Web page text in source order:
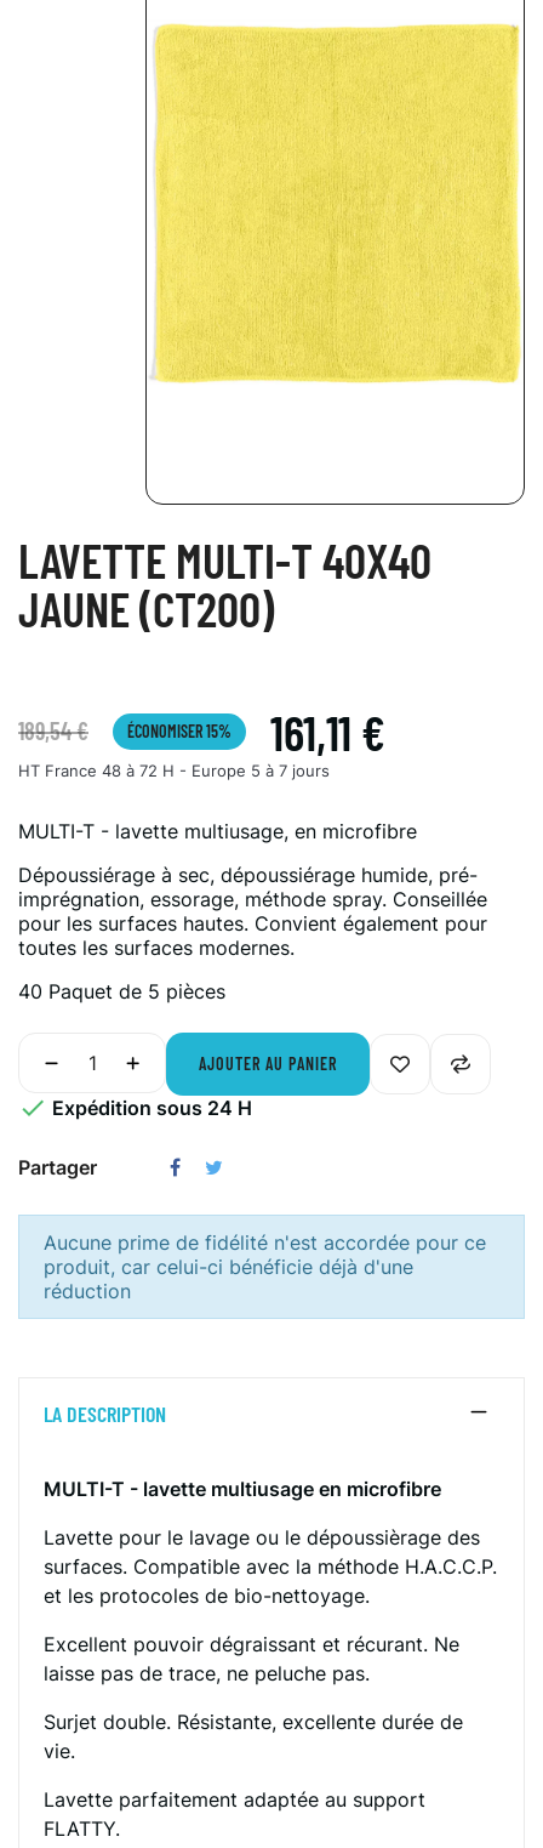
LAVETTE MULTI-T 40X40
JAUNE (CT200)
189,54 € 161,11 €
ÉCONOMISER 15%
HT France 48 à 72 H - Europe 5 à 7 jours
MULTI-T - lavette multiusage, en microfibre
Dépoussiérage à sec, dépoussiérage humide, pré-
imprégnation, essorage, méthode spray. Conseillée
pour les surfaces hautes. Convient également pour
toutes les surfaces modernes.
40 Paquet de 5 pièces
AJOUTER AU PANIER
 Expédition sous 24 H
Partager
Aucune prime de fidélité n'est accordée pour ce
produit, car celui-ci bénéficie déjà d'une
réduction
LA DESCRIPTION
MULTI-T - lavette multiusage en microfibre
Lavette pour le lavage ou le dépoussièrage des
surfaces. Compatible avec la méthode H.A.C.C.P.
et les protocoles de bio-nettoyage.
Excellent pouvoir dégraissant et récurant. Ne
laisse pas de trace, ne peluche pas.
Surjet double. Résistante, excellente durée de
vie.
Lavette parfaitement adaptée au support
FLATTY.